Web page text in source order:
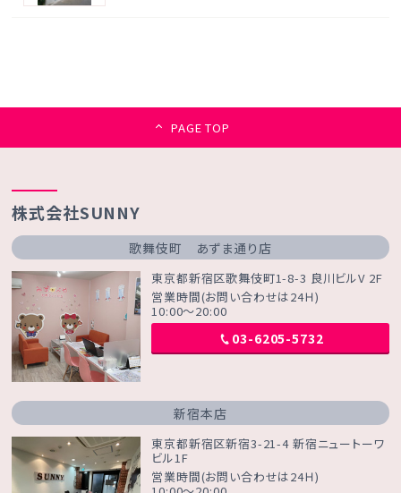
PAGE TOP
株式会社SUNNY
歌舞伎町 あずま通り店
東京都新宿区歌舞伎町1-8-3 良川ビルV 2F
営業時間(お問い合わせは24Ｈ)
10:00～20:00
03-6205-5732
新宿本店
東京都新宿区新宿3-21-4 新宿ニュートーワ
ビル1F
営業時間(お問い合わせは24Ｈ)